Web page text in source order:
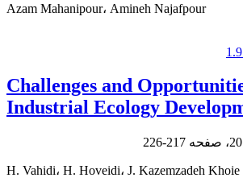
Azam Mahanipour، Amineh Najafpour
Challenges and
Industrial Ecology
217-226
H. Vahidi، H. Hoveidi، J. Kazemzadeh Khoie